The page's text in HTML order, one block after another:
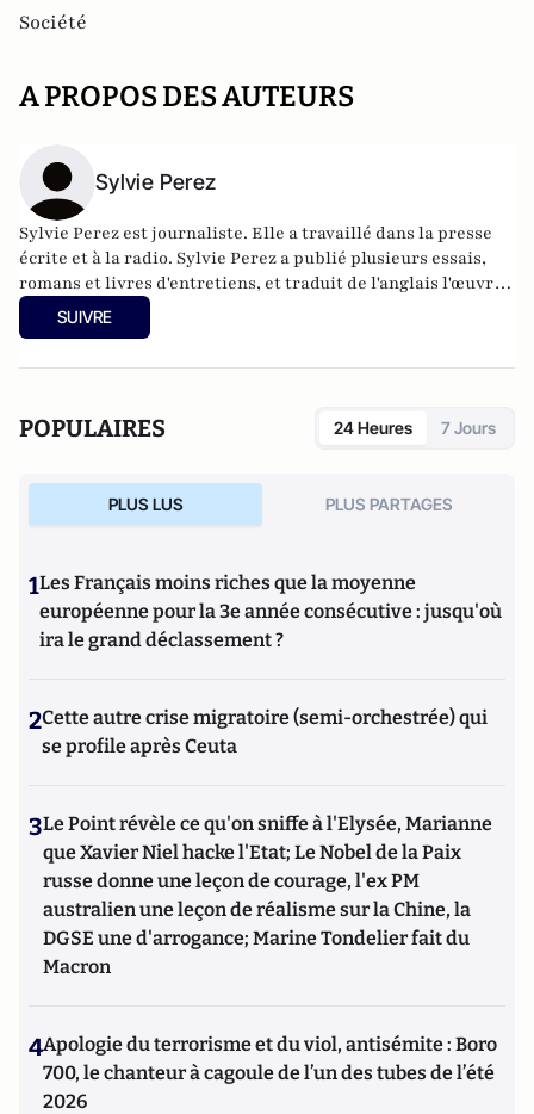
Société
A PROPOS DES AUTEURS
Sylvie Perez
Sylvie Perez est journaliste. Elle a travaillé dans la presse
écrite et à la radio. Sylvie Perez a publié plusieurs essais,
romans et livres d'entretiens, et traduit de l'anglais l'œuvre
théâtrale d'Agatha Christie. En 2023, elle publie « En finir
avec le wokisme Chronique de la contre-offensive anglo-
SUIVRE
POPULAIRES 24 Heures 7 Jours
PLUS LUS PLUS PARTAGES
1Les Français moins riches que la moyenne
européenne pour la 3e année consécutive : jusqu'où
ira le grand déclassement ?
2Cette autre crise migratoire (semi-orchestrée) qui
se profile après Ceuta
3Le Point révèle ce qu'on sniffe à l'Elysée, Marianne
que Xavier Niel hacke l'Etat; Le Nobel de la Paix
russe donne une leçon de courage, l'ex PM
australien une leçon de réalisme sur la Chine, la
DGSE une d'arrogance; Marine Tondelier fait du
Macron
4Apologie du terrorisme et du viol, antisémite : Boro
700, le chanteur à cagoule de l’un des tubes de l’été
2026